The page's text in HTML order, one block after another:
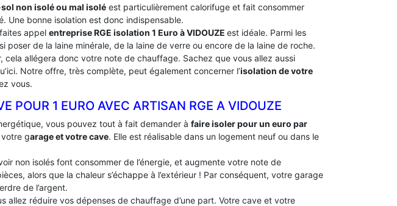
non isolé ou mal isolé est particulièrement calorifuge et fait consommer
Une bonne isolation est donc indispensable.
appel entreprise RGE isolation 1 Euro à VIDOUZE est idéale. Parmi les
poser de la laine minérale, de la laine de verre ou encore de la laine de roche.
cela allégera donc votre note de chauffage. Sachez que vous allez aussi
Notre offre, très complète, peut également concerner l’isolation de votre
vous.
POUR 1 EURO AVEC ARTISAN RGE A VIDOUZE
vous pouvez tout à fait demander à faire isoler pour un euro par
garage et votre cave. Elle est réalisable dans un logement neuf ou dans le
non isolés font consommer de l’énergie, et augmente votre note de
alors que la chaleur s’échappe à l’extérieur ! Par conséquent, votre garage
de l’argent.
allez réduire vos dépenses de chauffage d’une part. Votre cave et votre